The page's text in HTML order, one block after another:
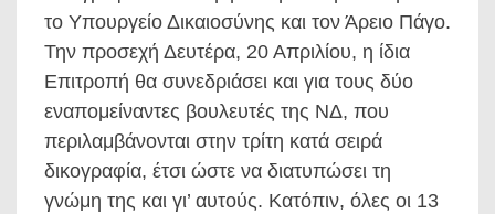
το Υπουργείο Δικαιοσύνης και τον Άρειο Πάγο.
Την προσεχή Δευτέρα, 20 Απριλίου, η ίδια
Επιτροπή θα συνεδριάσει και για τους δύο
εναπομείναντες βουλευτές της ΝΔ, που
περιλαμβάνονται στην τρίτη κατά σειρά
δικογραφία, έτσι ώστε να διατυπώσει τη
γνώμη της και γι’ αυτούς. Κατόπιν, όλες οι 13